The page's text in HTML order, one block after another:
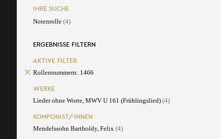
IHRE SUCHE
Notenrolle (4)
ERGEBNISSE FILTERN
AKTIVE FILTER
Rollennummern: 1466
WERKE
Lieder ohne Worte, MWV U 161 (Frühlingslied) (4)
KOMPONIST/-INNEN
Mendelssohn Bartholdy, Felix (4)